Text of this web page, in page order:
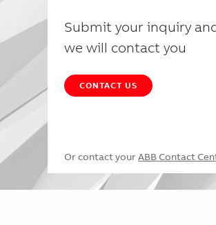
Submit your inquiry
we will contact you
CONTACT US
Or contact your ABB Contact